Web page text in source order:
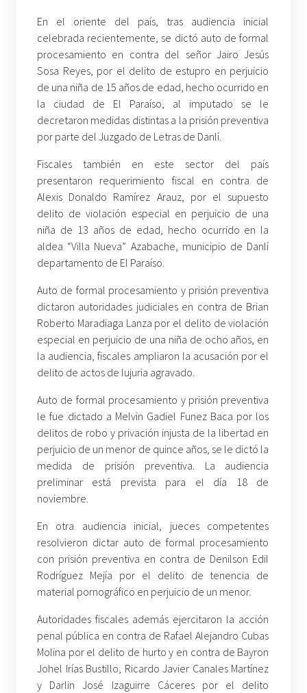
En el oriente del país, tras audiencia inicial
celebrada recientemente, se dictó auto de formal
procesamiento en contra del señor Jairo Jesús
Sosa Reyes, por el delito de estupro en perjuicio
de una niña de 15 años de edad, hecho ocurrido en
la ciudad de El Paraíso, al imputado se le
decretaron medidas distintas a la prisión preventiva
por parte del Juzgado de Letras de Danlí.
Fiscales también en este sector del país
presentaron requerimiento fiscal en contra de
Alexis Donaldo Ramírez Arauz, por el supuesto
delito de violación especial en perjuicio de una
niña de 13 años de edad, hecho ocurrido en la
aldea “Villa Nueva” Azabache, municipio de Danlí
departamento de El Paraíso.
Auto de formal procesamiento y prisión preventiva
dictaron autoridades judiciales en contra de Brian
Roberto Maradiaga Lanza por el delito de violación
especial en perjuicio de una niña de ocho años, en
la audiencia, fiscales ampliaron la acusación por el
delito de actos de lujuria agravado.
Auto de formal procesamiento y prisión preventiva
le fue dictado a Melvin Gadiel Funez Baca por los
delitos de robo y privación injusta de la libertad en
perjuicio de un menor de quince años, se le dictó la
medida de prisión preventiva. La audiencia
preliminar está prevista para el día 18 de
noviembre.
En otra audiencia inicial, jueces competentes
resolvieron dictar auto de formal procesamiento
con prisión preventiva en contra de Denilson Edil
Rodríguez Mejía por el delito de tenencia de
material pornográfico en perjuicio de un menor.
Autoridades fiscales además ejercitaron la acción
penal pública en contra de Rafael Alejandro Cubas
Molina por el delito de hurto y en contra de Bayron
Johel Irías Bustillo, Ricardo Javier Canales Martínez
y Darlin José Izaguirre Cáceres por el delito